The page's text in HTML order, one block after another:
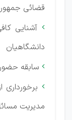
قضائی
 آشنایی
دانشگاهیان
 سابقه

مدیریت